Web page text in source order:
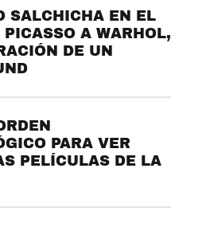
SALCHICHA EN EL
PICASSO A WARHOL,
DE UN
PARA VER
PELÍCULAS DE LA